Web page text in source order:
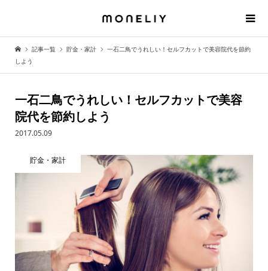
記事一覧 貯金・家計
一石二鳥でうれしい！セルフカットで美容院代を節約
しよう
一石二鳥でうれしい！セルフカットで美容
院代を節約しよう
2017.05.09
貯金・家計